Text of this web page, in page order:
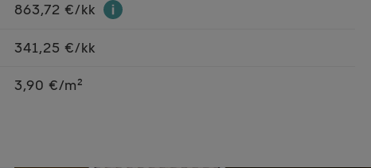
863,72 €/kk
341,25 €/kk
3,90 €/m²